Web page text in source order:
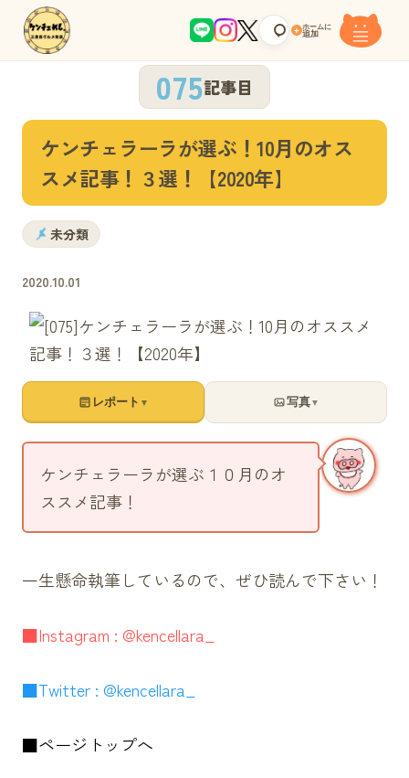
+ ホームに
追加
075記事目
ケンチェラーラが選ぶ！10月のオス
スメ記事！３選！【2020年】
未分類
2020.10.01
レポート ▼ 写真▼
ケンチェラーラが選ぶ１０月のオ
ススメ記事！
一生懸命執筆しているので、ぜひ読んで下さい！
■Instagram : @kencellara_
■Twitter : @kencellara_
■ページトップへ